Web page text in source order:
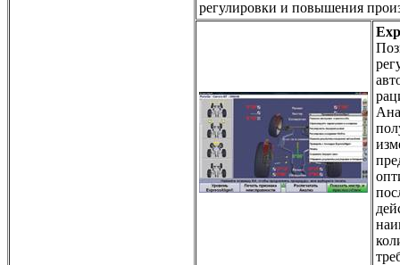
регулировки и повышения